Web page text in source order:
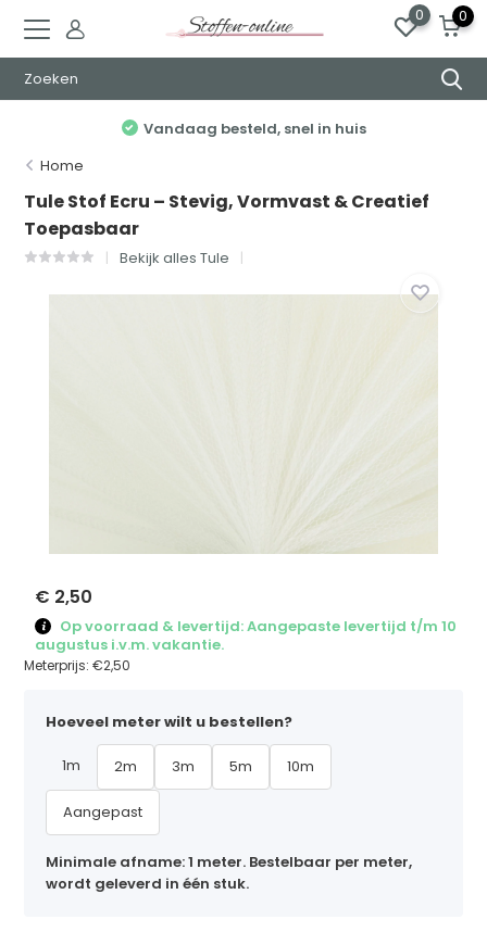
0 0
Elke week nieuwe stoffen
Home
Tule Stof Ecru – Stevig, Vormvast & Creatief
Toepasbaar
Bekijk alles Tule
€ 2,50
Op voorraad & levertijd: Aangepaste levertijd t/m 10
augustus i.v.m. vakantie.
Meterprijs:€2,50
Hoeveel meter wilt u bestellen?
1m 2m 3m 5m 10m
Aangepast
Minimale afname: 1 meter. Bestelbaar per meter,
wordt geleverd in één stuk.